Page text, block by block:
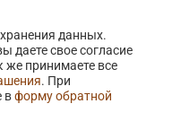
данных.
даете свое согласие
же принимаете все
. При
вформу обратной